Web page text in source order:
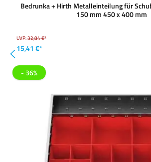
Bedrunka + Hirth Metalleinteilung für
150 mm 450 x 400 mm
UVP:32,84 €*
15,41 €*
- 36%